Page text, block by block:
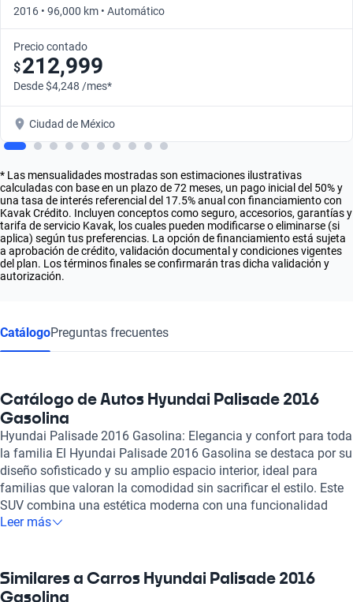
2016 • 96,000 km • Automático
Precio contado
$212,999
Desde $4,248 /mes*
Ciudad de México
* Las mensualidades mostradas son estimaciones ilustrativas
calculadas con base en un plazo de 72 meses, un pago inicial del 50% y
una tasa de interés referencial del 17.5% anual con financiamiento con
Kavak Crédito. Incluyen conceptos como seguro, accesorios, garantías y
tarifa de servicio Kavak, los cuales pueden modificarse o eliminarse (si
aplica) según tus preferencias. La opción de financiamiento está sujeta
a aprobación de crédito, validación documental y condiciones vigentes
del plan. Los términos finales se confirmarán tras dicha validación y
autorización.
CatálogoPreguntas frecuentes
Catálogo de Autos Hyundai Palisade 2016
Gasolina
Hyundai Palisade 2016 Gasolina: Elegancia y confort para toda
la familia El Hyundai Palisade 2016 Gasolina se destaca por su
diseño sofisticado y su amplio espacio interior, ideal para
familias que valoran la comodidad sin sacrificar el estilo. Este
SUV combina una estética moderna con una funcionalidad
excepcional, ofreciendo un manejo suave y potente gracias a
características, el Hyundai Palisade 2016 se beneficia de un
interior bien equipado, que incluye asientos espaciosos y una
Leer más
Similares a Carros Hyundai Palisade 2016
Gasolina